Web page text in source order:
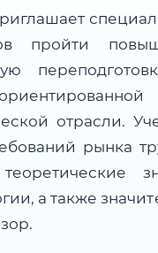
пройти
отрасли.
рынка
а также